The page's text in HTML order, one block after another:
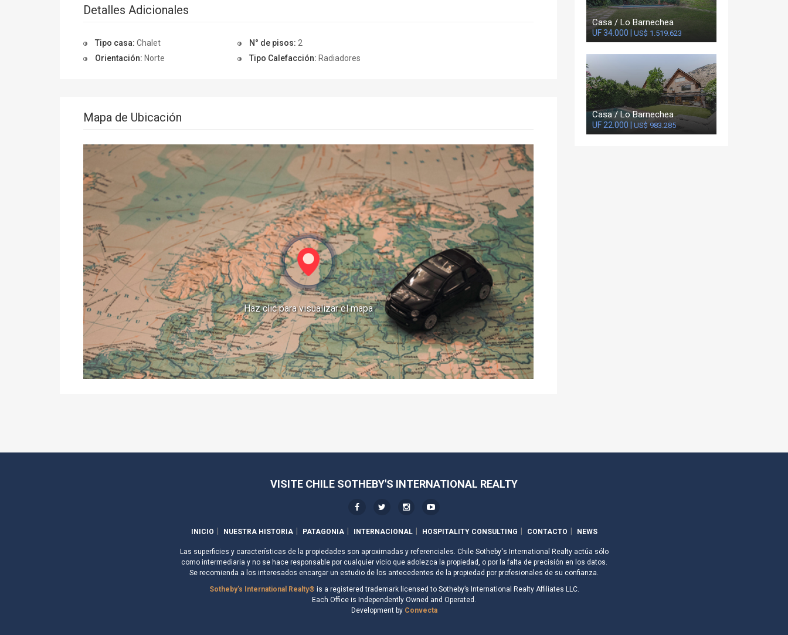
Detalles Adicionales
Tipo casa: Chalet
Orientación: Norte
N° de pisos: 2
Tipo Calefacción: Radiadores
Mapa de Ubicación
Haz clic para visualizar el mapa
Casa / Lo Barnechea
UF 34.000 | US$ 1.519.623
Casa / Lo Barnechea
UF 22.000 | US$ 983.285
VISITE CHILE SOTHEBY'S INTERNATIONAL REALTY
INICIO NUESTRA HISTORIA PATAGONIA INTERNACIONAL HOSPITALITY CONSULTING CONTACTO NEWS
Las superficies y características de la propiedades son aproximadas y referenciales. Chile Sotheby's International Realty actúa sólo
como intermediaria y no se hace responsable por cualquier vicio que adolezca la propiedad, o por la falta de precisión en los datos.
Se recomienda a los interesados encargar un estudio de los antecedentes de la propiedad por profesionales de su confianza.
Sotheby's International Realty® is a registered trademark licensed to Sotheby’s International Realty Affiliates LLC.
Each Office is Independently Owned and Operated.
Development by Convecta